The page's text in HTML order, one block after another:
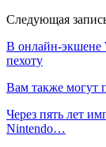
Следующая
В онлайн-экшене
пехоту
Вам также могут
Через пять лет
Nintendo…